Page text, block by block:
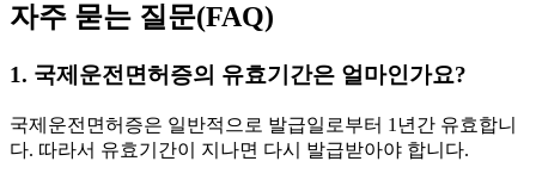
자주 묻는 질문(FAQ)
1. 국제운전면허증의 유효기간은 얼마인가요?
국제운전면허증은 일반적으로 발급일로부터 1년간 유효합니
다. 따라서 유효기간이 지나면 다시 발급받아야 합니다.